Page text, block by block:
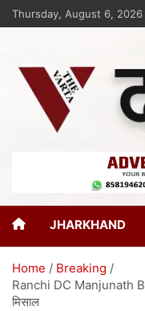
Thursday, August 6, 2026
The Varta
JHARKHAND
Home
Breaking
Ranchi DC Manjunath
मिसाल